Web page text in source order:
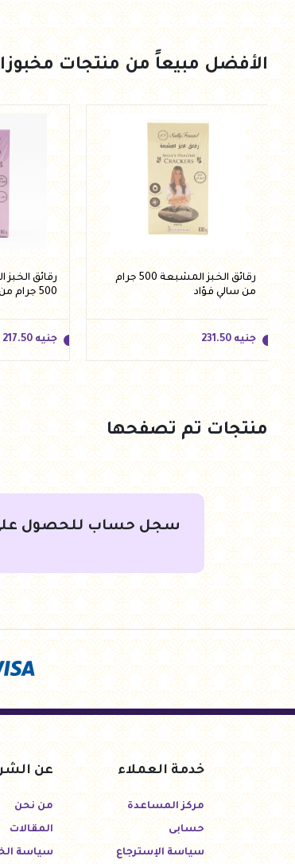
جنيه 47.00
أضف للسلة
جنيه 41.00
الأفضل مبيعاً من منتجات
رقائق الخبز المشبعة 500 جرام
من سالي فؤاد
جنيه 231.50
جنيه 231.50
أضف للسلة
رقائق
500 جرام من سالي فؤاد
جنيه 217.50
جنيه 217.50
منتجات تم تصفحها
سجل حساب للحصول
خدمة العملاء
مركز المساعدة
حسابى
سياسة الإسترجاع
عن
من نحن
المقالات
سياسة